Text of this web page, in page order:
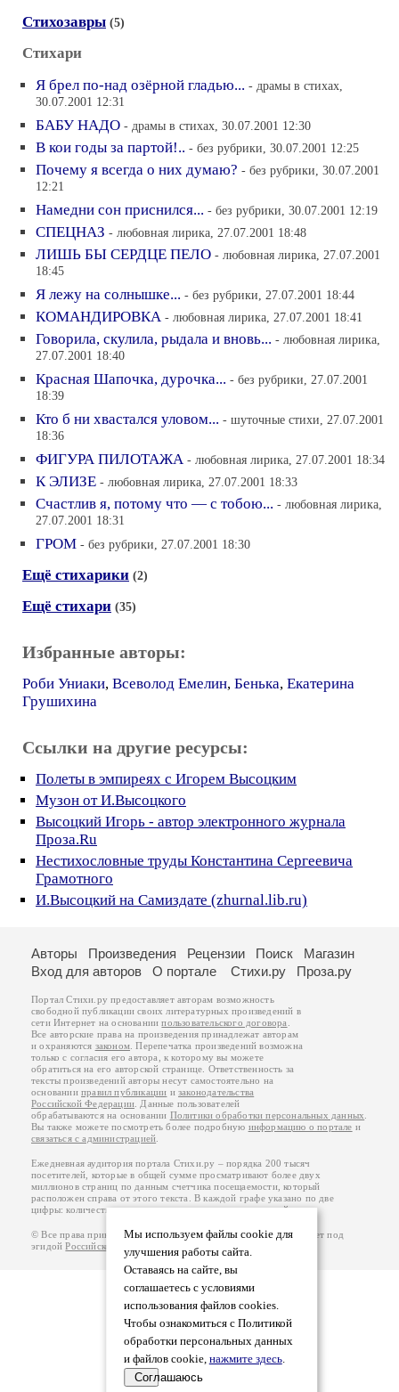
Стихозавры (5)
Стихари
Я брел по-над озёрной гладью... - драмы в стихах,
30.07.2001 12:31
БАБУ НАДО - драмы в стихах, 30.07.2001 12:30
В кои годы за партой!.. - без рубрики, 30.07.2001 12:25
Почему я всегда о них думаю? - без рубрики, 30.07.2001
12:21
Намедни сон приснился... - без рубрики, 30.07.2001 12:19
СПЕЦНАЗ - любовная лирика, 27.07.2001 18:48
ЛИШЬ БЫ СЕРДЦЕ ПЕЛО - любовная лирика, 27.07.2001
18:45
Я лежу на солнышке... - без рубрики, 27.07.2001 18:44
КОМАНДИРОВКА - любовная лирика, 27.07.2001 18:41
Говорила, скулила, рыдала и вновь... - любовная лирика,
27.07.2001 18:40
Красная Шапочка, дурочка... - без рубрики, 27.07.2001
18:39
Кто б ни хвастался уловом... - шуточные стихи, 27.07.2001
18:36
ФИГУРА ПИЛОТАЖА - любовная лирика, 27.07.2001 18:34
К ЭЛИЗЕ - любовная лирика, 27.07.2001 18:33
Счастлив я, потому что — с тобою... - любовная лирика,
27.07.2001 18:31
ГРОМ - без рубрики, 27.07.2001 18:30
Ещё стихарики (2)
Ещё стихари (35)
Избранные авторы:
Роби Униаки, Всеволод Емелин, Бенька, Екатерина
Грушихина
Ссылки на другие ресурсы:
Полеты в эмпиреях с Игорем Высоцким
Музон от И.Высоцкого
Высоцкий Игорь - автор электронного журнала
Проза.Ru
Нестихословные труды Константина Сергеевича
Грамотного
И.Высоцкий на Самиздате (zhurnal.lib.ru)
Мы используем файлы cookie для
улучшения работы сайта.
Оставаясь на сайте, вы
соглашаетесь с условиями
использования файлов cookies.
Чтобы ознакомиться с Политикой
обработки персональных данных
и файлов cookie, нажмите здесь.
Соглашаюсь
Авторы Произведения Рецензии Поиск
Магазин
Вход для авторов
О портале Стихи.ру Проза.ру
Портал Стихи.ру предоставляет авторам возможность
свободной публикации своих литературных произведений в
сети Интернет на основаниипользовательского договора
Все авторские права на произведения принадлежат авторам
и охраняются законом . Перепечатка произведений возможна
только с согласия его автора, к которому вы можете
обратиться на его авторской странице. Ответственность за
тексты произведений авторы несут самостоятельно на
основанииправил публикации изаконодательства
Российской Федерации . Данные пользователей
обрабатываются на основании Политики обработки персональных данных
Вы также можете посмотреть более подробную информацию о портале и
связаться с администрацией
Ежедневная аудитория портала Стихи.ру – порядка 200 тысяч
посетителей, которые в общей сумме просматривают более двух
миллионов страниц по данным счетчика посещаемости, который
расположен справа от этого текста. В каждой графе указано по две
цифры: количество просмотров и количество посетителей.
© Все права принадлежат авторам, 2000-2026. Портал работает под
эгидойРоссийского союза писателей.